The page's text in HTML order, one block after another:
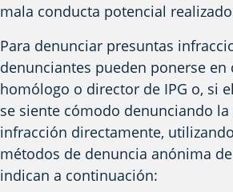
mala conducta potencial
Para denunciar presuntas
denunciantes pueden ponerse en
homólogo o director de IPG o, si
se siente cómodo denunciando
infracción directamente,
métodos de denuncia anónima
indican a continuación: